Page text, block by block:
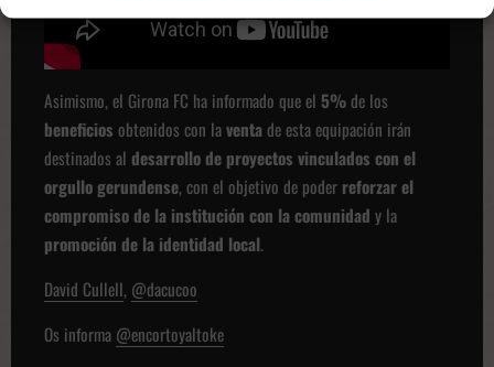
Asimismo, el Girona FC ha informado que el 5% de los
beneficios obtenidos con laventa de esta equipación irán
destinados al desarrollo de proyectos vinculados con el
orgullo gerundense, con el objetivo de poder reforzar el
compromiso de la institución con la comunidad y la
promoción de la identidad local.
David Cullell, @dacucoo
Os informa @encortoyaltoke